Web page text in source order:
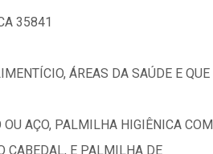
35841
ÁREAS DA SAÚDE E QUE
AÇO, PALMILHA HIGIÊNICA COM
CABEDAL, E PALMILHA DE